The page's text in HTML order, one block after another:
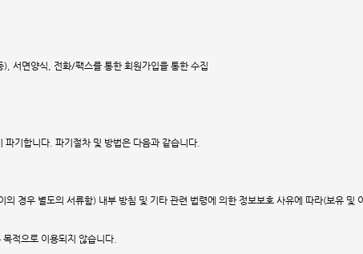
서면양식, 전화/팩스를 통한 회원가입을 통한 수집
기합니다. 파기절차 및 방법은 다음과 같습니다.
경우 별도의 서류함) 내부 방침 및 기타 관련 법령에 의한 정보보호 사유에 따라(보유 및
적으로 이용되지 않습니다.